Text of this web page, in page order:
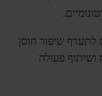
לתעדף שיפור חוסן
ושיתוף פעולה